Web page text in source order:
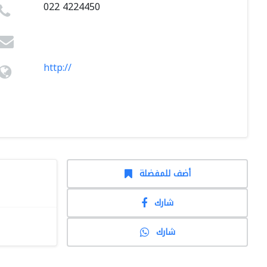
022 4224450
http://
أضف للمفضلة
شارك
شارك